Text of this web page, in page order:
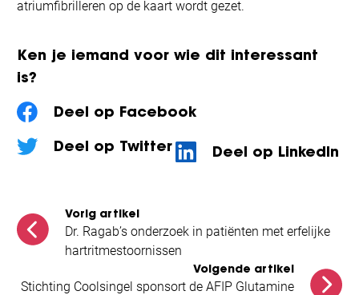
atriumfibrilleren op de kaart wordt gezet.
Ken je iemand voor wie dit interessant
is?
Deel op Facebook
Deel op Twitter
Deel op LinkedIn
Vorig artikel
Dr. Ragab’s onderzoek in patiënten met erfelijke
hartritmestoornissen
Volgende artikel
Stichting Coolsingel sponsort de AFIP Glutamine